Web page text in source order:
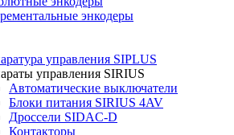
энкодеры
управления SIPLUS
управления SIRIUS
Автоматические выключатели
Блоки питания SIRIUS 4AV
Дроссели SIDAC-D
Контакторы